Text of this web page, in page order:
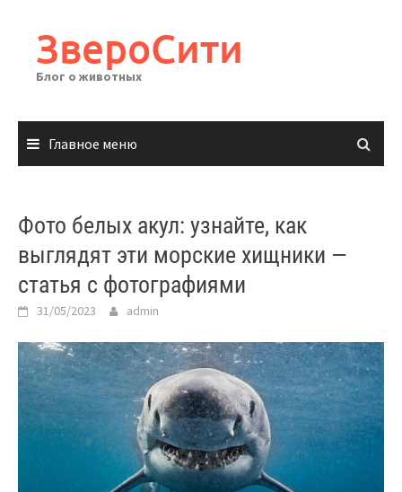
содержимому
ЗвероСити
Блог о животных
Главное меню
Фото белых акул: узнайте, как
выглядят эти морские хищники —
статья с фотографиями
31/05/2023 admin